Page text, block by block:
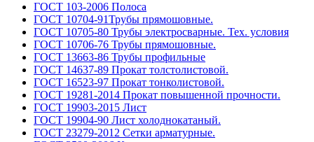
ГОСТ 103-2006 Полоса
ГОСТ 10704-91Трубы прямошовные.
ГОСТ 10705-80 Трубы электросварные. Тех. условия
ГОСТ 10706-76 Трубы прямошовные.
ГОСТ 13663-86 Трубы профильные
ГОСТ 14637-89 Прокат толстолистовой.
ГОСТ 16523-97 Прокат тонколистовой.
ГОСТ 19281-2014 Прокат повышенной прочности.
ГОСТ 19903-2015 Лист
ГОСТ 19904-90 Лист холоднокатаный.
ГОСТ 23279-2012 Сетки арматурные.